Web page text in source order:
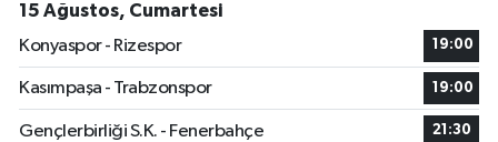
15 Ağustos, Cumartesi
Konyaspor - Rizespor
19:00
Kasımpaşa - Trabzonspor 19:00
Gençlerbirliği S.K. - Fenerbahçe 21:30